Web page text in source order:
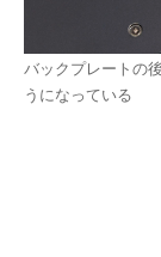
バックプレートの
うになっている